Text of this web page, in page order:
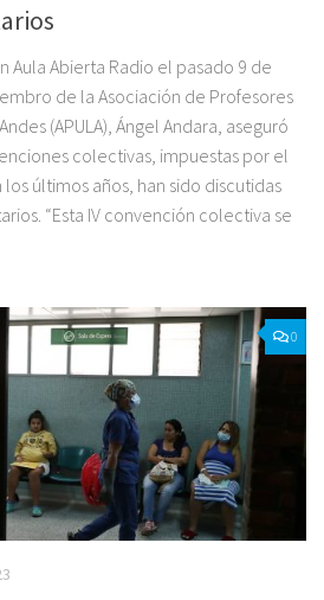
Aula Abierta Radio el pasado 9 de
de la Asociación de Profesores
(APULA), Ángel Andara, aseguró
colectivas, impuestas por el
últimos años, han sido discutidas
“Esta IV convención colectiva se
0